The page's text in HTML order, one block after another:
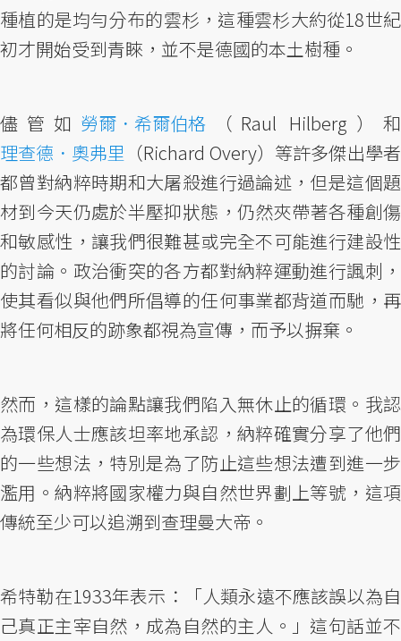
種植的是均勻分布的雲杉，這種雲杉大約從18世紀
初才開始受到青睞，並不是德國的本土樹種。
儘管如 勞爾．希爾伯格（Raul Hilberg）和
理查德．奧弗里 （Richard Overy）等許多傑出學者
都曾對納粹時期和大屠殺進行過論述，但是這個題
材到今天仍處於半壓抑狀態，仍然夾帶著各種創傷
和敏感性，讓我們很難甚或完全不可能進行建設性
的討論。政治衝突的各方都對納粹運動進行諷刺，
使其看似與他們所倡導的任何事業都背道而馳，再
將任何相反的跡象都視為宣傳，而予以摒棄。
然而，這樣的論點讓我們陷入無休止的循環。我認
為環保人士應該坦率地承認，納粹確實分享了他們
的一些想法，特別是為了防止這些想法遭到進一步
濫用。納粹將國家權力與自然世界劃上等號，這項
傳統至少可以追溯到查理曼大帝。
希特勒在1933年表示：「人類永遠不應該誤以為自
己真正主宰自然，成為自然的主人。」這句話並不